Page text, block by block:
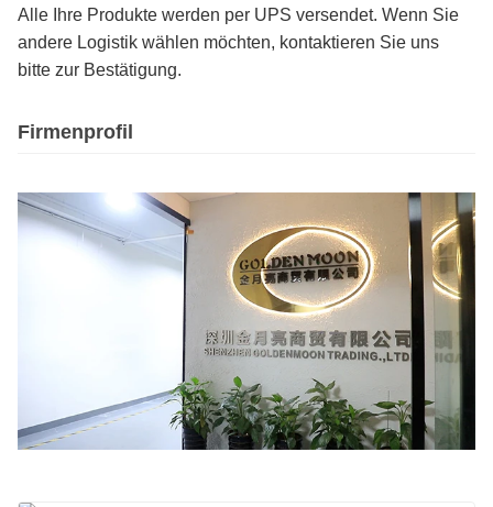
Alle Ihre Produkte werden per UPS versendet. Wenn Sie
andere Logistik wählen möchten, kontaktieren Sie uns
bitte zur Bestätigung.
Firmenprofil